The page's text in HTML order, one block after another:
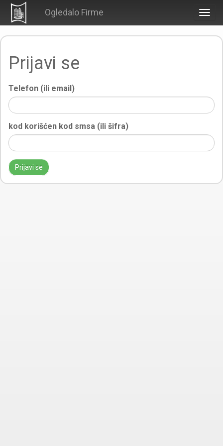
Ogledalo Firme
Prijavi se
Telefon (ili email)
kod korišćen kod smsa (ili šifra)
Prijavi se